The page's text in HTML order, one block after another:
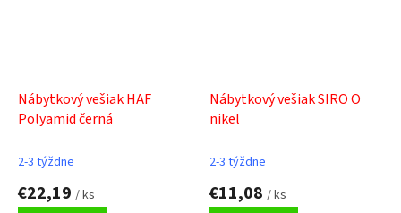
Nábytkový vešiak HAF
Polyamid černá
2-3 týždne
€22,19 / ks
Nábytkový vešiak SIRO O
nikel
2-3 týždne
€11,08 / ks